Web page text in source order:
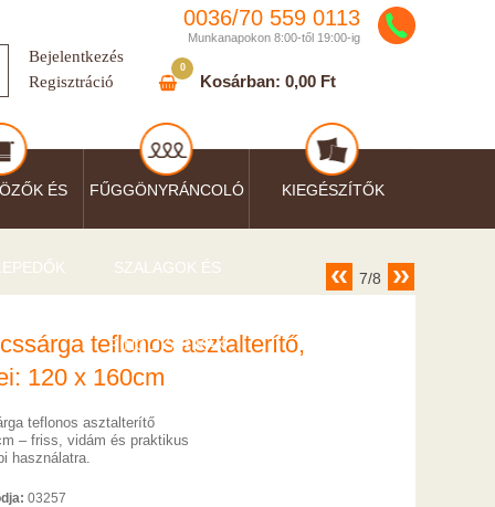
0036/70 559 0113
Munkanapokon 8:00-től 19:00-ig
Bejelentkezés
Regisztráció
Kosárban: 0,00 Ft
0
ÉS FŰGGÖNYRÁNCOLÓ
SZALAGOK ÉS
RINGLIKARIKÁK
KIEGÉSZÍTŐK
7/8
teflonos asztalterítő,
120 x 160cm
teflonos asztalterítő
– friss, vidám és praktikus
használatra.
03257